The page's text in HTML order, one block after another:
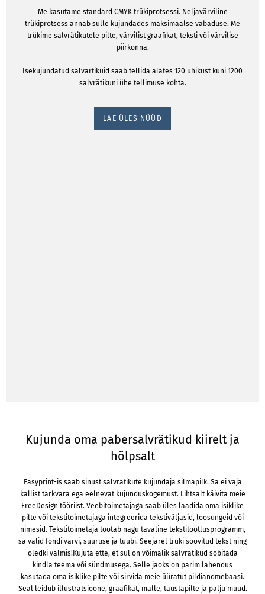
Me kasutame standard CMYK trükiprotsessi. Neljavärviline
trükiprotsess annab sulle kujundades maksimaalse vabaduse. Me
trükime salvrätikutele pilte, värvilist graafikat, teksti või värvilise
piirkonna.
Isekujundatud salvärtikuid saab tellida alates 120 ühikust kuni 1200
salvrätikuni ühe tellimuse kohta.
LAE ÜLES NÜÜD
Kujunda oma pabersalvrätikud kiirelt ja
hõlpsalt
Easyprint-is saab sinust salvrätikute kujundaja silmapilk. Sa ei vaja
kallist tarkvara ega eelnevat kujunduskogemust. Lihtsalt käivita meie
FreeDesign tööriist. Veebitoimetajaga saab üles laadida oma isiklike
pilte või tekstitoimetajaga integreerida tekstiväljasid, loosungeid või
nimesid. Tekstitoimetaja töötab nagu tavaline tekstitöötlusprogramm,
sa valid fondi värvi, suuruse ja tüübi. Seejärel trüki soovitud tekst ning
oledki valmis!Kujuta ette, et sul on võimalik salvrätikud sobitada
kindla teema või sündmusega. Selle jaoks on parim lahendus
kasutada oma isiklike pilte või sirvida meie üüratut pildiandmebaasi.
Seal leidub illustratsioone, graafikat, malle, taustapilte ja palju muud.